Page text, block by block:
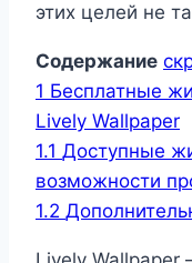
этих целей не
Содержание
1 Бесплатные
Lively Wallpaper
1.1 Доступные
возможности
1.2